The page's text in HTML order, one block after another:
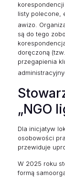
listy polecone,
awizo.
są do tego
doręczoną
przegapienia
„NGO
Dla inicjatyw
osobowości
przewiduje
W 2025 roku
formą